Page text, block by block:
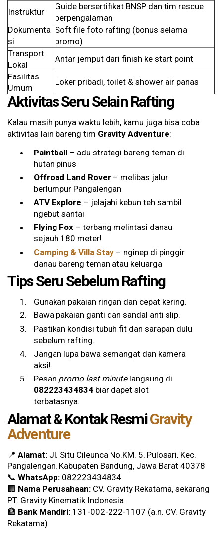
Instruktur
Guide bersertifikat BNSP dan tim rescue
berpengalaman
Dokumenta
si
Soft file foto rafting (bonus selama
promo)
Transport
Lokal
Antar jemput dari finish ke start point
Fasilitas
Umum
Loker pribadi, toilet & shower air panas
Aktivitas Seru Selain Rafting
Kalau masih punya waktu lebih, kamu juga bisa coba
aktivitas lain bareng tim Gravity Adventure:
Paintball– adu strategi bareng teman di
hutan pinus
Offroad Land Rover – melibas jalur
berlumpur Pangalengan
ATV Explore – jelajahi kebun teh sambil
ngebut santai
Flying Fox– terbang melintasi danau
sejauh 180 meter!
Camping & Villa Stay– nginep di pinggir
danau bareng teman atau keluarga
Tips Seru Sebelum Rafting
Gunakan pakaian ringan dan cepat kering.
Bawa pakaian ganti dan sandal anti slip.
Pastikan kondisi tubuh fit dan sarapan dulu
sebelum rafting.
Jangan lupa bawa semangat dan kamera
aksi!
Pesan promo last minutelangsung di
082223434834biar dapet slot
terbatasnya.
Alamat & Kontak ResmiGravity
Adventure
📍 Alamat: Jl. Situ Cileunca No.KM. 5, Pulosari, Kec.
Pangalengan, Kabupaten Bandung, Jawa Barat 40378
📞 WhatsApp: 082223434834
🏢 Nama Perusahaan: CV. Gravity Rekatama, sekarang
PT. Gravity Kinematik Indonesia
🏦 Bank Mandiri: 131-002-222-1107 (a.n. CV. Gravity
Rekatama)